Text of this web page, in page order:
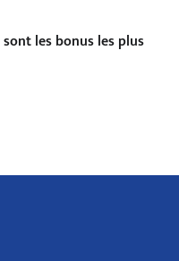
les bonus les plus